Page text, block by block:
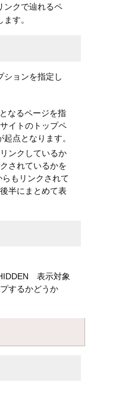
ンクで辿れるペ
す。
ションを指定し
なるページを指
イトのトップペ
起点となります。
ンクしているか
されているかを
もリンクされて
半にまとめて表
表示対象
するかどうか